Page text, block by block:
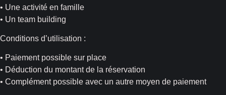
• Une activité en famille
• Un team building
Conditions d’utilisation :
• Paiement possible sur place
• Déduction du montant de la réservation
• Complément possible avec un autre moyen de paiement